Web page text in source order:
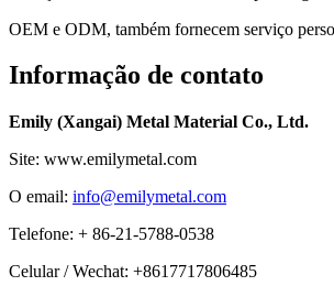
OEM e ODM, também fornecem serviço
Informação de contato
Emily (Xangai) Metal Material Co., Ltd.
Site: www.emilymetal.com
O email: info@emilymetal.com
Telefone: + 86-21-5788-0538
Celular / Wechat: +8617717806485